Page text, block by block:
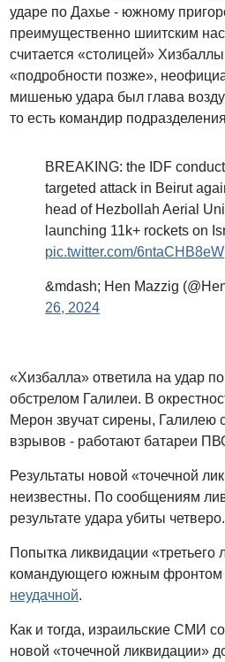
ударе по Дахье - южному
преимущественно шиитским
считается «столицей»
«подробности позже»,
мишенью удара был глава
то есть командир
BREAKING: the IDF
targeted attack in Beirut
head of Hezbollah Aerial
launching 11k+ rockets on
pic.twitter.com/6ntaCHB8eW
&mdash; Hen Mazzig
26, 2024
«Хизбалла» ответила на удар
обстрелом Галилеи. В
Мерон звучат сирены, Галилею
взрывов - работают батареи
Результаты новой «точечной
неизвестны. По сообщениям
результате удара убиты четверо.
Попытка ликвидации
командующего южным
неудачной.
Как и тогда, израильские СМИ
новой «точечной ликвидации»